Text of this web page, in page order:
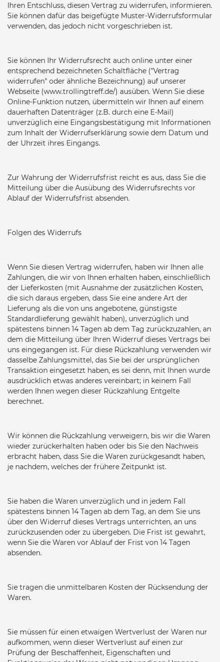
Ihren Entschluss, diesen Vertrag zu widerrufen, informieren.
Sie können dafür das beigefügte Muster-Widerrufsformular
verwenden, das jedoch nicht vorgeschrieben ist.
Sie können Ihr Widerrufsrecht auch online unter einer
entsprechend bezeichneten Schaltfläche ("Vertrag
widerrufen" oder ähnliche Bezeichnung) auf unserer
Webseite (www.trollingtreff.de/) ausüben. Wenn Sie diese
Online-Funktion nutzen, übermitteln wir Ihnen auf einem
dauerhaften Datenträger (z.B. durch eine E-Mail)
unverzüglich eine Eingangsbestätigung mit Informationen
zum Inhalt der Widerrufserklärung sowie dem Datum und
der Uhrzeit ihres Eingangs.
Zur Wahrung der Widerrufsfrist reicht es aus, dass Sie die
Mitteilung über die Ausübung des Widerrufsrechts vor
Ablauf der Widerrufsfrist absenden.
Folgen des Widerrufs
Wenn Sie diesen Vertrag widerrufen, haben wir Ihnen alle
Zahlungen, die wir von Ihnen erhalten haben, einschließlich
der Lieferkosten (mit Ausnahme der zusätzlichen Kosten,
die sich daraus ergeben, dass Sie eine andere Art der
Lieferung als die von uns angebotene, günstigste
Standardlieferung gewählt haben), unverzüglich und
spätestens binnen 14 Tagen ab dem Tag zurückzuzahlen, an
dem die Mitteilung über Ihren Widerruf dieses Vertrags bei
uns eingegangen ist. Für diese Rückzahlung verwenden wir
dasselbe Zahlungsmittel, das Sie bei der ursprünglichen
Transaktion eingesetzt haben, es sei denn, mit Ihnen wurde
ausdrücklich etwas anderes vereinbart; in keinem Fall
werden Ihnen wegen dieser Rückzahlung Entgelte
berechnet.
Wir können die Rückzahlung verweigern, bis wir die Waren
wieder zurückerhalten haben oder bis Sie den Nachweis
erbracht haben, dass Sie die Waren zurückgesandt haben,
je nachdem, welches der frühere Zeitpunkt ist.
Sie haben die Waren unverzüglich und in jedem Fall
spätestens binnen 14 Tagen ab dem Tag, an dem Sie uns
über den Widerruf dieses Vertrags unterrichten, an uns
zurückzusenden oder zu übergeben. Die Frist ist gewahrt,
wenn Sie die Waren vor Ablauf der Frist von 14 Tagen
absenden.
Sie tragen die unmittelbaren Kosten der Rücksendung der
Waren.
Sie müssen für einen etwaigen Wertverlust der Waren nur
aufkommen, wenn dieser Wertverlust auf einen zur
Prüfung der Beschaffenheit, Eigenschaften und